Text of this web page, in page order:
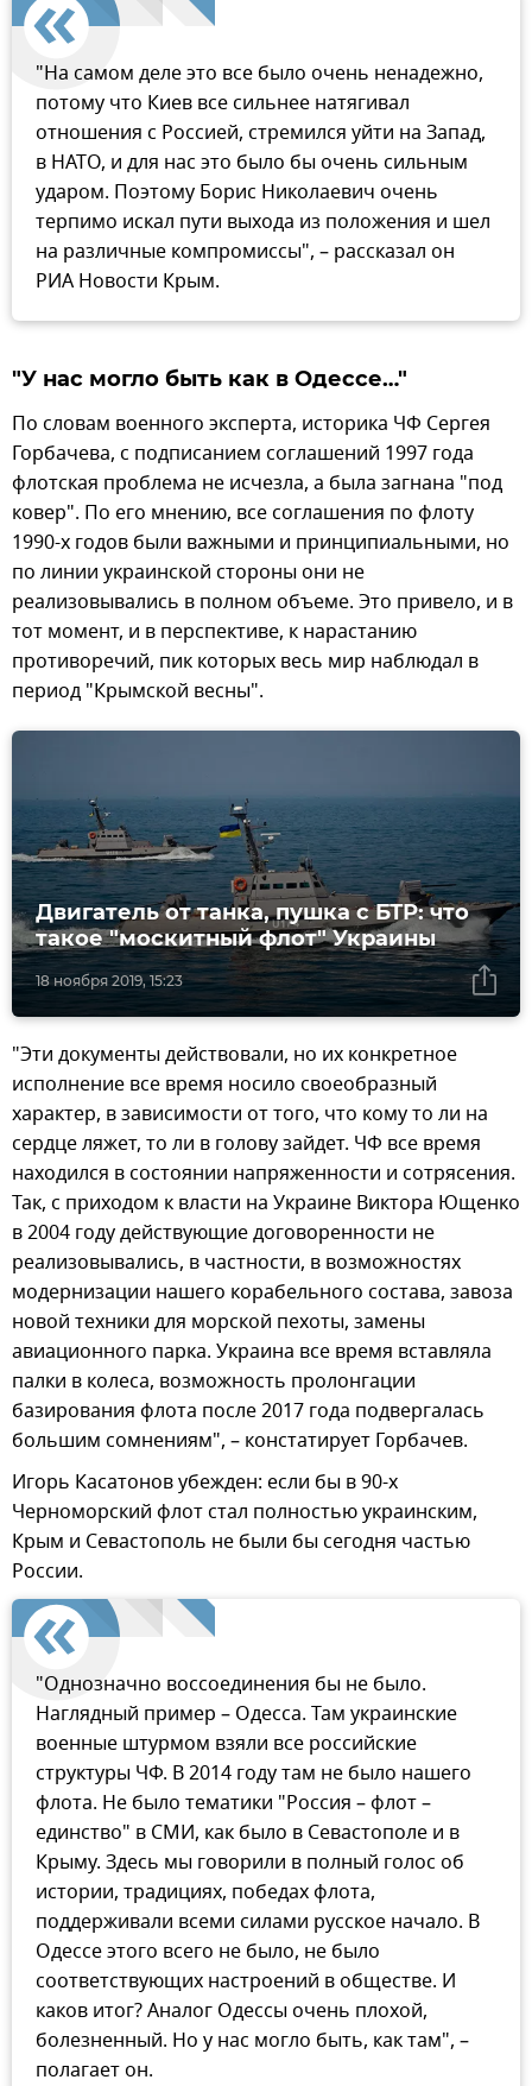
"На самом деле это все было очень ненадежно,
потому что Киев все сильнее натягивал
отношения с Россией, стремился уйти на Запад,
в НАТО, и для нас это было бы очень сильным
ударом. Поэтому Борис Николаевич очень
терпимо искал пути выхода из положения и шел
на различные компромиссы", – рассказал он
РИА Новости Крым.
"У нас могло быть как в Одессе…"
По словам военного эксперта, историка ЧФ Сергея
Горбачева, с подписанием соглашений 1997 года
флотская проблема не исчезла, а была загнана "под
ковер". По его мнению, все соглашения по флоту
1990-х годов были важными и принципиальными, но
по линии украинской стороны они не
реализовывались в полном объеме. Это привело, и в
тот момент, и в перспективе, к нарастанию
противоречий, пик которых весь мир наблюдал в
период "Крымской весны".
18 ноября 2019, 15:23
Двигатель от танка, пушка с БТР: что
такое "москитный флот" Украины
"Эти документы действовали, но их конкретное
исполнение все время носило своеобразный
характер, в зависимости от того, что кому то ли на
сердце ляжет, то ли в голову зайдет. ЧФ все время
находился в состоянии напряженности и сотрясения.
Так, с приходом к власти на Украине Виктора Ющенко
в 2004 году действующие договоренности не
реализовывались, в частности, в возможностях
модернизации нашего корабельного состава, завоза
новой техники для морской пехоты, замены
авиационного парка. Украина все время вставляла
палки в колеса, возможность пролонгации
базирования флота после 2017 года подвергалась
большим сомнениям", – констатирует Горбачев.
Игорь Касатонов убежден: если бы в 90-х
Черноморский флот стал полностью украинским,
Крым и Севастополь не были бы сегодня частью
России.
"Однозначно воссоединения бы не было.
Наглядный пример – Одесса. Там украинские
военные штурмом взяли все российские
структуры ЧФ. В 2014 году там не было нашего
флота. Не было тематики "Россия – флот –
единство" в СМИ, как было в Севастополе и в
Крыму. Здесь мы говорили в полный голос об
истории, традициях, победах флота,
поддерживали всеми силами русское начало. В
Одессе этого всего не было, не было
соответствующих настроений в обществе. И
каков итог? Аналог Одессы очень плохой,
болезненный. Но у нас могло быть, как там", –
полагает он.